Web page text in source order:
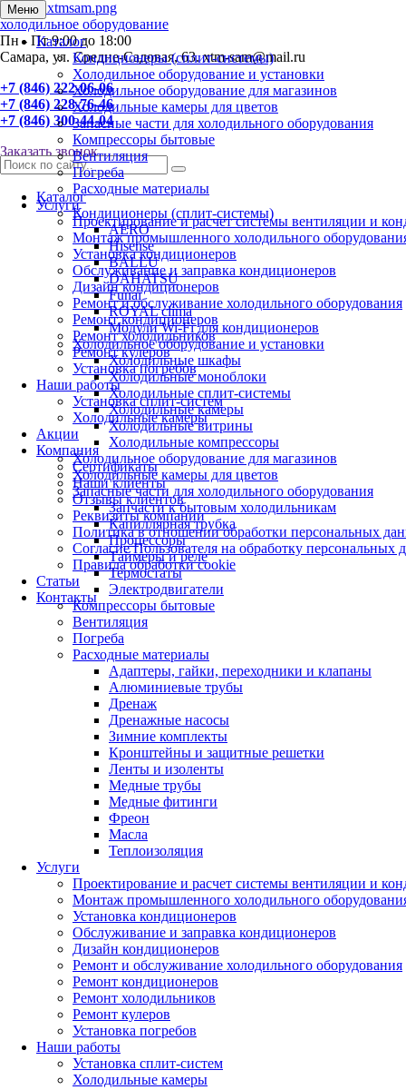
Меню
Каталог
Кондиционеры (сплит-системы)
Холодильное оборудование и установки
Холодильное оборудование для магазинов
Холодильные камеры для цветов
Запасные части для холодильного оборудования
Компрессоры бытовые
Вентиляция
Погреба
Расходные материалы
Услуги
Проектирование и расчет системы вентиляции и
Монтаж промышленного холодильного
Установка кондиционеров
Обслуживание и заправка кондиционеров
Дизайн кондиционеров
Ремонт и обслуживание холодильного оборудования
Ремонт кондиционеров
Ремонт холодильников
Ремонт кулеров
Установка погребов
Наши работы
Установка сплит-систем
Холодильные камеры
Акции
Компания
Сертификаты
Наши клиенты
Отзывы клиентов
Реквизиты компании
Политика в отношении обработки персональных
Согласие Пользователя на обработку персональных
Правила обработки cookie
Статьи
Контакты
холодильное оборудование
Пн - Пт 9:00 до 18:00
Самара, ул. Средне-Садовая, 63. xtm-sam@mail.ru
+7 (846) 222-06-06
+7 (846) 228-76-46
+7 (846) 300-44-04
Заказать звонок
Каталог
Кондиционеры (сплит-системы)
AERO
Hisense
BALLU
DAHATSU
Funai
ROYAL clima
Модули Wi-Fi для кондиционеров
Холодильное оборудование и установки
Холодильные шкафы
Холодильные моноблоки
Холодильные сплит-системы
Холодильные камеры
Холодильные витрины
Холодильные компрессоры
Холодильное оборудование для магазинов
Холодильные камеры для цветов
Запасные части для холодильного оборудования
Запчасти к бытовым холодильникам
Капиллярная трубка
Процессоры
Таймеры и реле
Термостаты
Электродвигатели
Компрессоры бытовые
Вентиляция
Погреба
Расходные материалы
Адаптеры, гайки, переходники и клапаны
Алюминиевые трубы
Дренаж
Дренажные насосы
Зимние комплекты
Кронштейны и защитные решетки
Ленты и изоленты
Медные трубы
Медные фитинги
Фреон
Масла
Теплоизоляция
Услуги
Проектирование и расчет системы вентиляции и
Монтаж промышленного холодильного
Установка кондиционеров
Обслуживание и заправка кондиционеров
Дизайн кондиционеров
Ремонт и обслуживание холодильного оборудования
Ремонт кондиционеров
Ремонт холодильников
Ремонт кулеров
Установка погребов
Наши работы
Установка сплит-систем
Холодильные камеры